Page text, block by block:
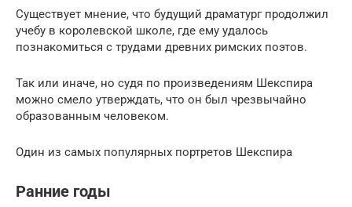
Существует мнение, что будущий драматург продолжил
учебу в королевской школе, где ему удалось
познакомиться с трудами древних римских поэтов.
Так или иначе, но судя по произведениям Шекспира
можно смело утверждать, что он был чрезвычайно
образованным человеком.
Один из самых популярных портретов Шекспира
Ранние годы